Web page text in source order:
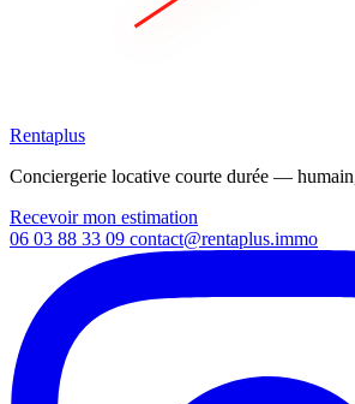
Rentaplus
Conciergerie locative courte durée —
Recevoir mon estimation
06 03 88 33 09 contact@rentaplus.immo